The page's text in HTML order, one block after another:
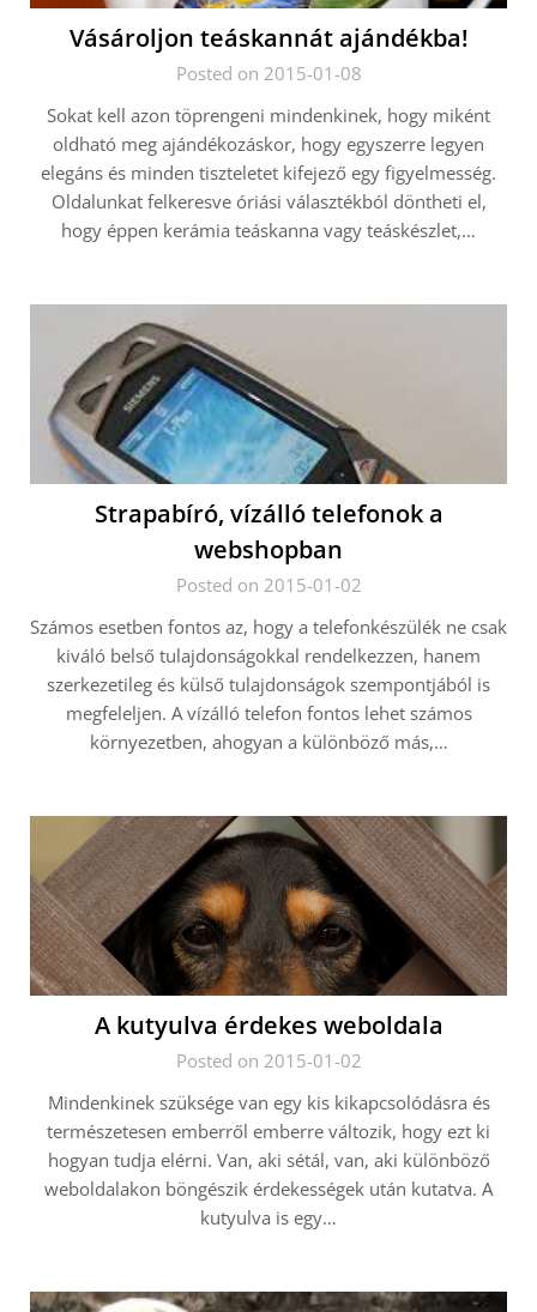
Vásároljon teáskannát ajándékba!
Posted on 2015-01-08
Sokat kell azon töprengeni mindenkinek, hogy miként
oldható meg ajándékozáskor, hogy egyszerre legyen
elegáns és minden tiszteletet kifejező egy figyelmesség.
Oldalunkat felkeresve óriási választékból döntheti el,
hogy éppen kerámia teáskanna vagy teáskészlet,…
Strapabíró, vízálló telefonok a
webshopban
Posted on 2015-01-02
Számos esetben fontos az, hogy a telefonkészülék ne csak
kiváló belső tulajdonságokkal rendelkezzen, hanem
szerkezetileg és külső tulajdonságok szempontjából is
megfeleljen. A vízálló telefon fontos lehet számos
környezetben, ahogyan a különböző más,…
A kutyulva érdekes weboldala
Posted on 2015-01-02
Mindenkinek szüksége van egy kis kikapcsolódásra és
természetesen emberről emberre változik, hogy ezt ki
hogyan tudja elérni. Van, aki sétál, van, aki különböző
weboldalakon böngészik érdekességek után kutatva. A
kutyulva is egy…